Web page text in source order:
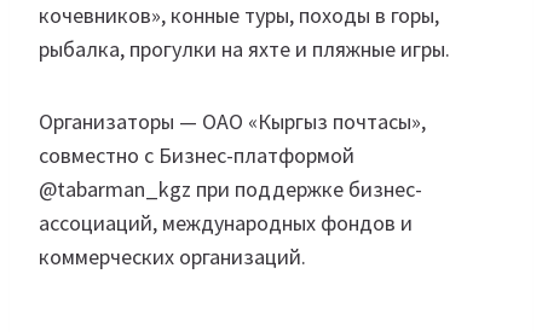
кочевников», конные туры, походы в горы,
рыбалка, прогулки на яхте и пляжные игры.
Организаторы — ОАО «Кыргыз почтасы»,
совместно с Бизнес-платформой
@tabarman_kgz при поддержке бизнес-
ассоциаций, международных фондов и
коммерческих организаций.